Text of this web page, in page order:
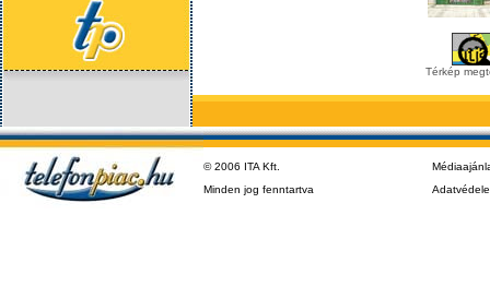
Térkép
© 2006 ITA Kft.
Minden jog fenntartva